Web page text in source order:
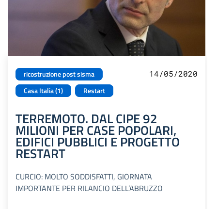
ricostruzione post sisma
Casa Italia (1)
Restart
14/05/2020
TERREMOTO. DAL CIPE 92
MILIONI PER CASE POPOLARI,
EDIFICI PUBBLICI E PROGETTO
RESTART
CURCIO: MOLTO SODDISFATTI, GIORNATA
IMPORTANTE PER RILANCIO DELL’ABRUZZO